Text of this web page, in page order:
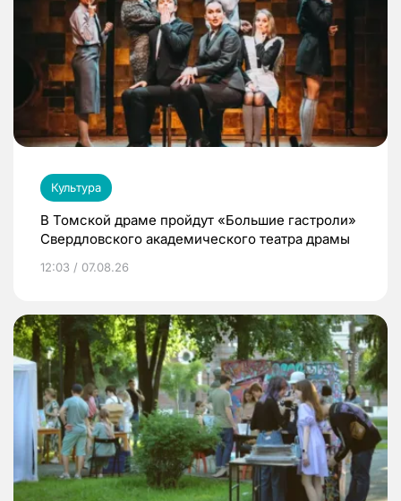
Культура
В Томской драме пройдут «Большие гастроли»
Свердловского академического театра драмы
12:03 / 07.08.26